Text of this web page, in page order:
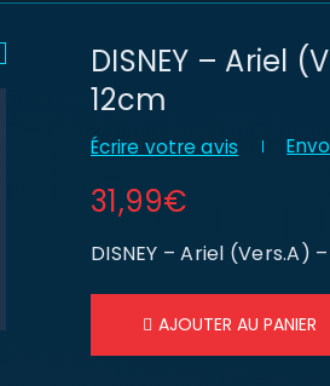
DISNEY – Ariel
12cm
Écrire votre avis
31,99€
DISNEY – Ariel (Vers.A)
AJOUTER AU PANIER